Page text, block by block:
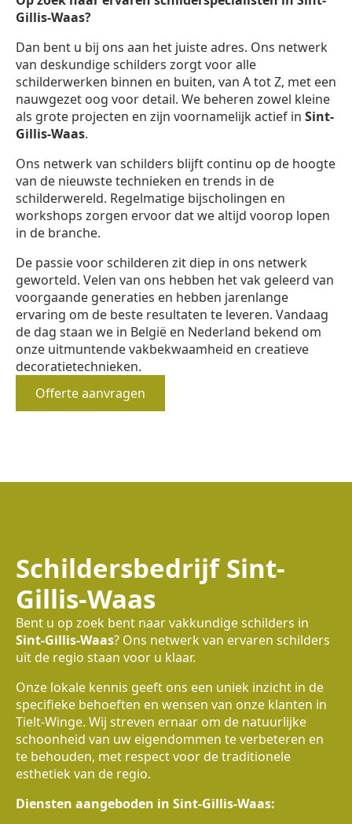
Gillis-Waas?
Dan bent u bij ons aan het juiste adres. Ons netwerk
van deskundige schilders zorgt voor alle
schilderwerken binnen en buiten, van A tot Z, met een
nauwgezet oog voor detail. We beheren zowel kleine
als grote projecten en zijn voornamelijk actief in Sint-
Gillis-Waas.
Ons netwerk van schilders blijft continu op de hoogte
van de nieuwste technieken en trends in de
schilderwereld. Regelmatige bijscholingen en
workshops zorgen ervoor dat we altijd voorop lopen
in de branche.
De passie voor schilderen zit diep in ons netwerk
geworteld. Velen van ons hebben het vak geleerd van
voorgaande generaties en hebben jarenlange
ervaring om de beste resultaten te leveren. Vandaag
de dag staan we in België en Nederland bekend om
onze uitmuntende vakbekwaamheid en creatieve
decoratietechnieken.
Offerte aanvragen
Schildersbedrijf Sint-
Gillis-Waas
Bent u op zoek bent naar vakkundige schilders in
Sint-Gillis-Waas? Ons netwerk van ervaren schilders
uit de regio staan voor u klaar.
Onze lokale kennis geeft ons een uniek inzicht in de
specifieke behoeften en wensen van onze klanten in
Tielt-Winge. Wij streven ernaar om de natuurlijke
schoonheid van uw eigendommen te verbeteren en
te behouden, met respect voor de traditionele
esthetiek van de regio.
Diensten aangeboden in Sint-Gillis-Waas: